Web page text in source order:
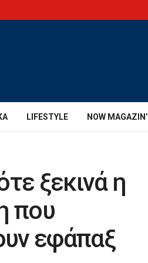
LIFESTYLE NOW MAGAZIN’
ξεκινά η
που
εφάπαξ